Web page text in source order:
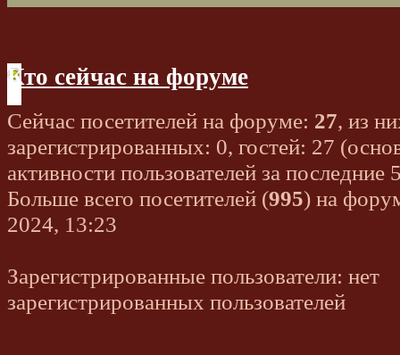
Кто сейчас на форуме
Сейчас посетителей на форуме: 27, из
зарегистрированных: 0, гостей: 27
активности пользователей за последние
Больше всего посетителей (995) на
2024, 13:23
Зарегистрированные пользователи: нет
зарегистрированных пользователей